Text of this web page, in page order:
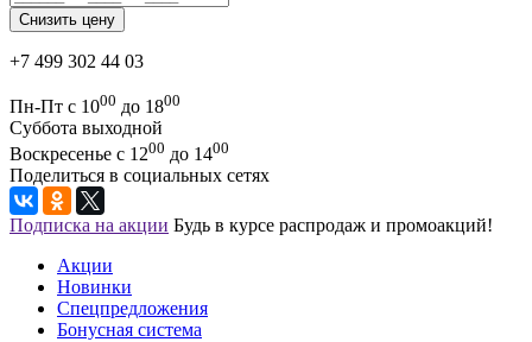
+7 499 302 44 03
Пн-Пт с 1000 до 1800
Суббота выходной
Воскресенье с 1200 до 1400
Поделиться в социальных сетях
Подписка на акции Будь в курсе распродаж и промоакций!
Акции
Новинки
Спецпредложения
Бонусная система